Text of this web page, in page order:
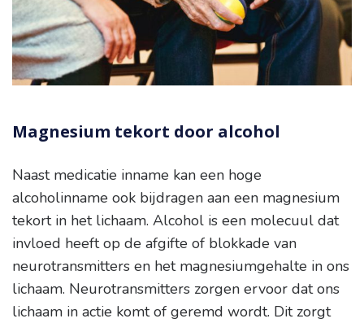
Magnesium tekort door alcohol
Naast medicatie inname kan een hoge
alcoholinname ook bijdragen aan een magnesium
tekort in het lichaam. Alcohol is een molecuul dat
invloed heeft op de afgifte of blokkade van
neurotransmitters en het magnesiumgehalte in ons
lichaam. Neurotransmitters zorgen ervoor dat ons
lichaam in actie komt of geremd wordt. Dit zorgt